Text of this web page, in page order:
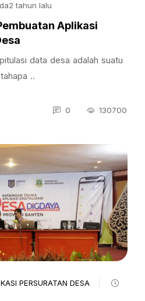
tahun lalu
Aplikasi
data desa adalah suatu
..
0 130700
PERSURATAN DESA